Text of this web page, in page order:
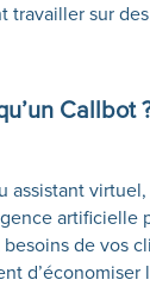
travailler sur
Callbot
assistant
artificielle
de vos
d’économiser